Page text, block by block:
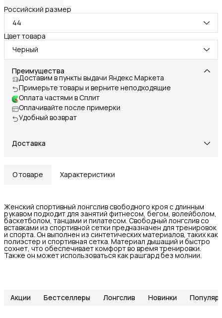
Российский размер
44
Цвет товара
Черный
Преимущества
Доставим в пункты выдачи Яндекс Маркета
Примерьте товары и верните неподходящие
Оплата частями в Сплит
Оплачивайте после примерки
Удобный возврат
Доставка
О товаре Характеристики
Женский спортивный лонгслив свободного кроя с длинным
рукавом подходит для занятий фитнесом, бегом, волейболом,
баскетболом, танцами и пилатесом. Свободный лонгслив со
вставками из спортивной сетки предназначен для тренировок
и спорта. Он выполнен из синтетических материалов, таких как
полиэстер и спортивная сетка. Материал дышащий и быстро
сохнет, что обеспечивает комфорт во время тренировки.
Также он может использоваться как рашгард без молнии.
Акции Бестселлеры Лонгслив Новинки